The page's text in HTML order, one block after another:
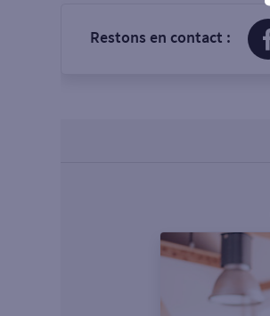
Restons en contact :